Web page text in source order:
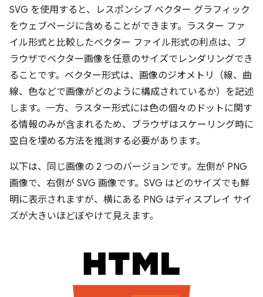
SVG を使用すると、レスポンシブ ベクター グラフィック
をウェブページに含めることができます。ラスター ファ
イル形式と比較したベクター ファイル形式の利点は、ブ
ラウザでベクター画像を任意のサイズでレンダリングでき
ることです。ベクター形式は、画像のジオメトリ（線、曲
線、色などで画像がどのように構成されているか）を記述
します。一方、ラスター形式には色の個々のドットに関す
る情報のみが含まれるため、ブラウザはスケーリング時に
空白を埋める方法を推測する必要があります。
以下は、同じ画像の 2 つのバージョンです。左側が PNG
画像で、右側が SVG 画像です。SVG はどのサイズでも鮮
明に表示されますが、横にある PNG はディスプレイ サイ
ズが大きいほどぼやけて見えます。